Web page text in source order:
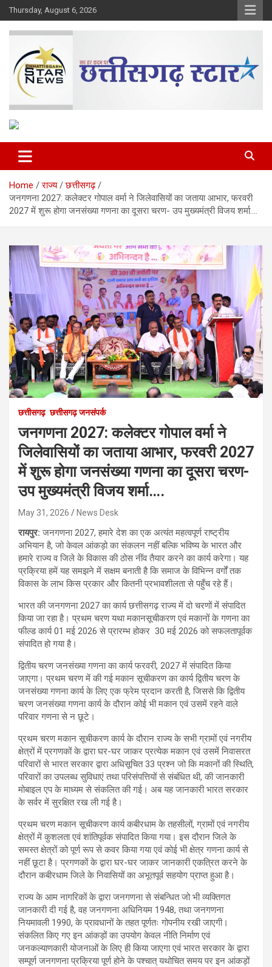
Skip
to
content
Thursday, August 6, 2026
Chhattisgarh Star
Home राज्य
छत्तीसगढ़
जनगणना 2027: कलेक्टर गोपाल वर्मा ने जिलेवासियों का जताया आभार, फरवरी
2027 में शुरू होगा जनसंख्या गणना का दूसरा चरण- उप मुख्यमंत्री विजय शर्मा….
छत्तीसगढ़ छत्तीसगढ़ जनसंपर्क
जनगणना 2027: कलेक्टर गोपाल वर्मा ने
जिलेवासियों का जताया आभार, फरवरी 2027
में शुरू होगा जनसंख्या गणना का दूसरा चरण-
उप मुख्यमंत्री विजय शर्मा….
May 31, 2026 News Desk
रायपुर:जनगणना 2027, हमारे देश का एक अत्यंत महत्वपूर्ण राष्ट्रीय
अभियान है, जो केवल आंकड़ो का संकलन नहीं बल्कि भविष्य के भारत और
हमारे राज्य व जिले के विकास की ठोस नींव तैयार करने का कार्य करेगा। यह
प्रक्रिया हमें यह समझने में सक्षम बनाती है कि समाज के विभिन्न वर्गों तक
विकास के लाभ किस प्रकार और कितनी प्रभावशीलता से पहुँच रहे हैं।
भारत की जनगणना 2027 का कार्य छत्तीसगढ़ राज्य में दो चरणों में संपादित
किया जा रहा है। प्रथम चरण यथा मकानसूचीकरण एवं मकानों के गणना का
फील्ड कार्य 01 मई 2026 से प्रारम्भ होकर 30 मई 2026 को सफलतापूर्वक
संपादित हो गया है।
द्वितीय चरण जनसंख्या गणना का कार्य फरवरी, 2027 में संपादित किया
जाएगा। प्रथम चरण में की गई मकान सूचीकरण का कार्य द्वितीय चरण के
जनसंख्या गणना कार्य के लिए एक फ्रेम प्रदान करती है, जिससे कि द्वितीय
चरण जनसंख्या गणना कार्य के दौरान कोई भी मकान एवं उसमें रहने वाले
परिवार गणना से न छूटे।
प्रथम चरण मकान सूचीकरण कार्य के दौरान राज्य के सभी ग्रामों एवं नगरीय
क्षेत्रों में प्रगणकों के द्वारा घर-घर जाकर प्रत्येक मकान एवं उसमें निवासरत
परिवारों से भारत सरकार द्वारा अधिसूचित 33 प्रश्न जो कि मकानों की स्थिति,
परिवारों का उपलब्ध सुविधाएं तथा परिसंपत्तियों से संबंधित थी, की जानकारी
मोबाइल एप के माध्यम से संकलित की गई। अब यह जानकारी भारत सरकार
के सर्वर में सुरक्षित रख ली गई है।
प्रथम चरण मकान सूचीकरण कार्य कबीरधाम के तहसीलों, ग्रामों एवं नगरीय
क्षेत्रों में कुशलता एवं शांतिपूर्वक संपादित किया गया। इस दौरान जिले के
समस्त क्षेत्रों को पूर्ण रूप से कवर किया गया एवं कोई भी क्षेत्र गणना कार्य से
नहीं छूटा है। प्रगणकों के द्वारा घर-घर जाकर जानकारी एकत्रित करने के
दौरान कबीरधाम जिले के निवासियों का अभूतपूर्व सहयोग प्राप्त हुआ है।
राज्य के आम नागरिकों के द्वारा जनगणना से संबन्धित जो भी व्यक्तिगत
जानकारी दी गई है, वह जनगणना अधिनियम 1948, तथा जनगणना
नियमावली 1990, के प्रावधानों के तहत पूर्णतः गोपनीय रखी जाएगी।
संकलित किए गए इन आंकड़ों का उपयोग केवल नीति निर्माण एवं
जनकल्याणकारी योजनाओं के लिए ही किया जाएगा एवं भारत सरकार के द्वारा
सम्पूर्ण जनगणना प्रक्रिया पूर्ण होने के पश्चात् यथोचित समय पर इन आंकड़ों